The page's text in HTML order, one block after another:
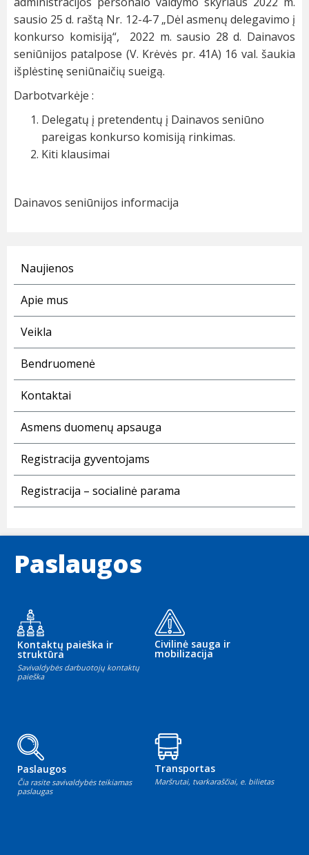
sausio 25 d. raštą Nr. 12-4-7 „Dėl asmenų delegavimo į
konkurso komisiją“, 2022 m. sausio 28 d. Dainavos
seniūnijos patalpose (V. Krėvės pr. 41A) 16 val. šaukia
išplėstinę seniūnaičių sueigą.
Darbotvarkėje :
Delegatų į pretendentų į Dainavos seniūno
pareigas konkurso komisiją rinkimas.
Kiti klausimai
Dainavos seniūnijos informacija
Naujienos
Apie mus
Veikla
Bendruomenė
Kontaktai
Asmens duomenų apsauga
Registracija gyventojams
Registracija – socialinė parama
Paslaugos
Kontaktų paieška ir
struktūra
Savivaldybės darbuotojų kontaktų
paieška
Civilinė sauga ir
mobilizacija
Paslaugos
Čia rasite savivaldybės teikiamas
paslaugas
Transportas
Maršrutai, tvarkaraščiai, e. bilietas